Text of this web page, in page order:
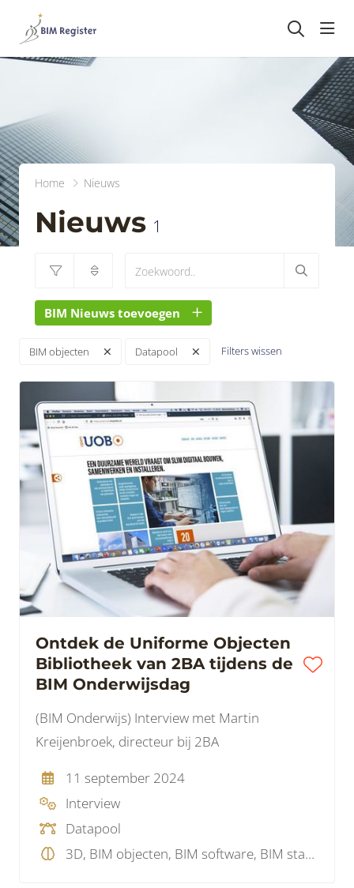
Home Nieuws
Nieuws 1
BIM Nieuws toevoegen
BIM objecten Datapool Filters wissen
Ontdek de Uniforme Objecten
Bibliotheek van 2BA tijdens de
BIM Onderwijsdag
(BIM Onderwijs) Interview met Martin
Kreijenbroek, directeur bij 2BA
11 september 2024
Interview
Datapool
3D, BIM objecten, BIM software, BIM standaard, BIM visie